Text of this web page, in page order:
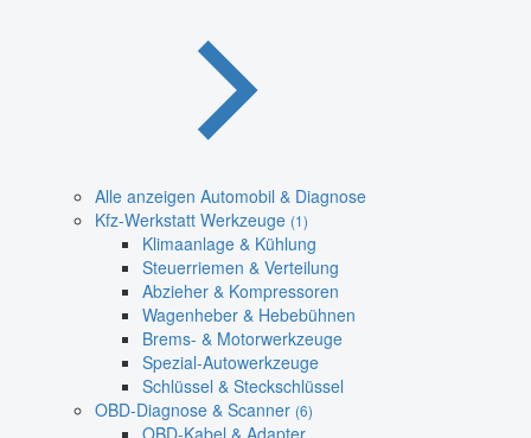
Alle anzeigen Automobil & Diagnose
Kfz-Werkstatt Werkzeuge (1)
Klimaanlage & Kühlung
Steuerriemen & Verteilung
Abzieher & Kompressoren
Wagenheber & Hebebühnen
Brems- & Motorwerkzeuge
Spezial-Autowerkzeuge
Schlüssel & Steckschlüssel
OBD-Diagnose & Scanner (6)
OBD-Kabel & Adapter